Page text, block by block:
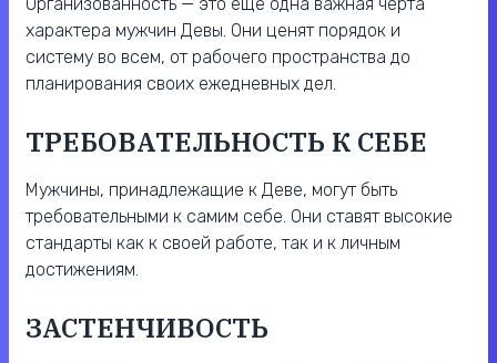
характера мужчин Девы. Они ценят порядок и
систему во всем, от рабочего пространства до
планирования своих ежедневных дел.
ТРЕБОВАТЕЛЬНОСТЬ К СЕБЕ
Мужчины, принадлежащие к Деве, могут быть
требовательными к самим себе. Они ставят высокие
стандарты как к своей работе, так и к личным
достижениям.
ЗАСТЕНЧИВОСТЬ